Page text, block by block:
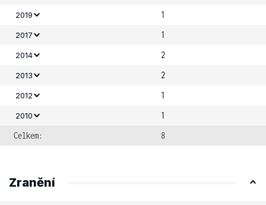
2019 1
2017 1
2014 2
2013 2
2012 1
2010
1
Celkem:
8
Zranění